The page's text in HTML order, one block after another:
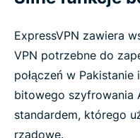
ExpressVPN zawiera
VPN potrzebne do
połączeń w
bitowego szyfrowania
standardem, którego
rządowe.